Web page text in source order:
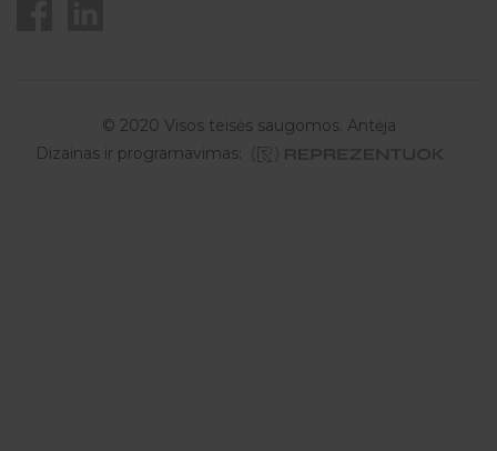
© 2020 Visos teisės saugomos. Antėja
Dizainas ir programavimas: